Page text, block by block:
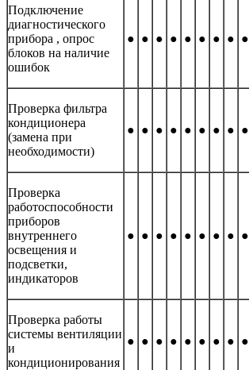
Подключение
диагностического
прибора , опрос
блоков на наличие
ошибок
● ● ● ● ● ● ● ● ●
Проверка фильтра
кондиционера
(замена при
необходимости)
● ● ● ● ● ● ● ● ●
Проверка
работоспособности
приборов
внутреннего
освещения и
подсветки,
индикаторов
● ● ● ● ● ● ● ● ●
Проверка работы
системы вентиляции
и
кондиционирования
● ● ● ● ● ● ● ● ●